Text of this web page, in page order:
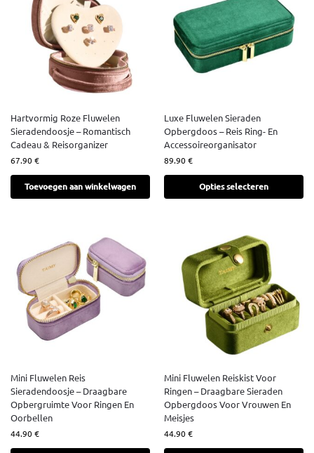
Hartvormig Roze Fluwelen
Sieradendoosje – Romantisch
Cadeau & Reisorganizer
67.90€
Toevoegen aan winkelwagen
Luxe Fluwelen Sieraden
Opbergdoos – Reis Ring- En
Accessoireorganisator
89.90€
Opties selecteren
Mini Fluwelen Reis
Sieradendoosje – Draagbare
Opbergruimte Voor Ringen En
Oorbellen
44.90€
Mini Fluwelen Reiskist Voor
Ringen – Draagbare Sieraden
Opbergdoos Voor Vrouwen En
Meisjes
44.90€